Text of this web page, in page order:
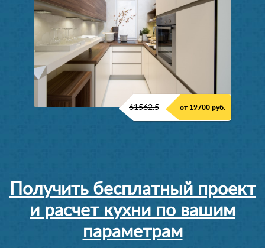
61562.5 от 19700 руб.
Получить бесплатный проект
и расчет кухни по вашим
параметрам